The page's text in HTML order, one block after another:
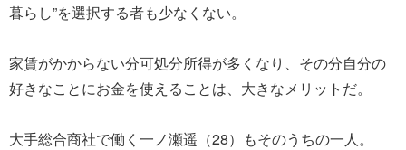
暮らし”を選択する者も少なくない。
家賃がかからない分可処分所得が多くなり、その分自分の
好きなことにお金を使えることは、大きなメリットだ。
大手総合商社で働く一ノ瀬遥（28）もそのうちの一人。